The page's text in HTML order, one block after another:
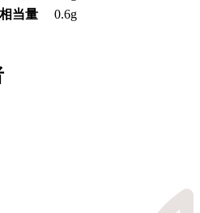
当量
0.6g